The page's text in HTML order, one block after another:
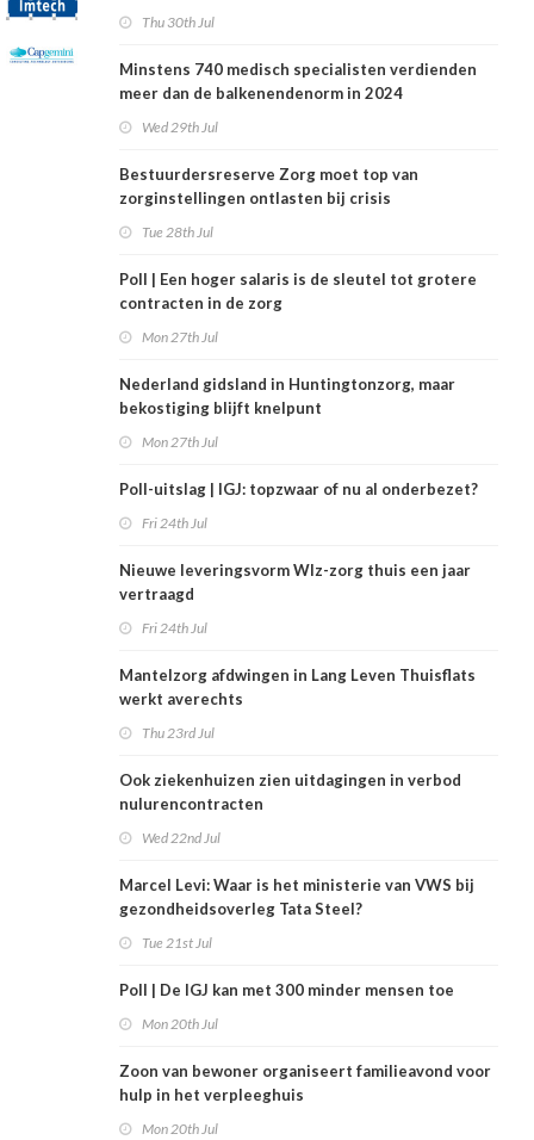
Thu 30th Jul
Minstens 740 medisch specialisten verdienden
meer dan de balkenendenorm in 2024
Wed 29th Jul
Bestuurdersreserve Zorg moet top van
zorginstellingen ontlasten bij crisis
Tue 28th Jul
Poll | Een hoger salaris is de sleutel tot grotere
contracten in de zorg
Mon 27th Jul
Nederland gidsland in Huntingtonzorg, maar
bekostiging blijft knelpunt
Mon 27th Jul
Poll-uitslag | IGJ: topzwaar of nu al onderbezet?
Fri 24th Jul
Nieuwe leveringsvorm Wlz-zorg thuis een jaar
vertraagd
Fri 24th Jul
Mantelzorg afdwingen in Lang Leven Thuisflats
werkt averechts
Thu 23rd Jul
Ook ziekenhuizen zien uitdagingen in verbod
nulurencontracten
Wed 22nd Jul
Marcel Levi: Waar is het ministerie van VWS bij
gezondheidsoverleg Tata Steel?
Tue 21st Jul
Poll | De IGJ kan met 300 minder mensen toe
Mon 20th Jul
Zoon van bewoner organiseert familieavond voor
hulp in het verpleeghuis
Mon 20th Jul